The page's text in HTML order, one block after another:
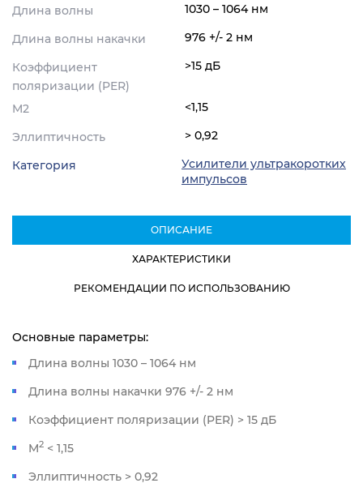
Длина волны 1030 – 1064 нм
Длина волны накачки 976 +/- 2 нм
Коэффициент
поляризации (PER)
>15 дБ
M2 <1,15
Эллиптичность > 0,92
Категория
Усилители ультракоротких
импульсов
ОПИСАНИЕ
ХАРАКТЕРИСТИКИ
РЕКОМЕНДАЦИИ ПО ИСПОЛЬЗОВАНИЮ
Основные параметры:
Длина волны 1030 – 1064 нм
Длина волны накачки 976 +/- 2 нм
Коэффициент поляризации (PER) > 15 дБ
M2 < 1,15
Эллиптичность > 0,92